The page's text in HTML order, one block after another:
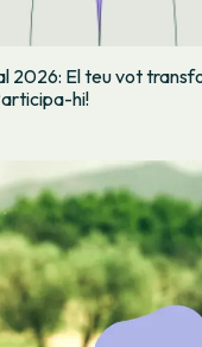
2026: El teu vot
hi!